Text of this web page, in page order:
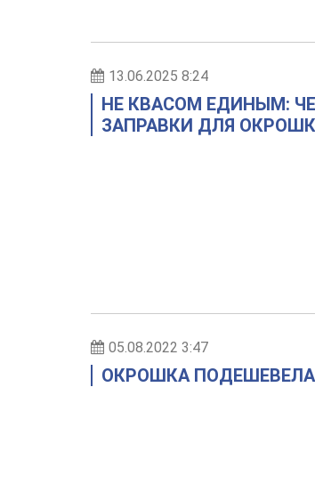
13.06.2025 8:24
НЕ КВАСОМ ЕДИНЫМ:
ЗАПРАВКИ ДЛЯ
05.08.2022 3:47
ОКРОШКА